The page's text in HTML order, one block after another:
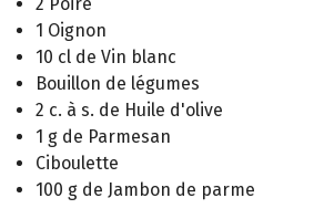
1 Oignon
10 cl de Vin blanc
Bouillon de légumes
2 c. à s. de Huile d'olive
1 g de Parmesan
Ciboulette
100 g de Jambon de parme